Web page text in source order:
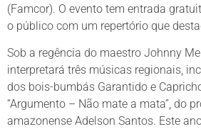
(Famcor). O evento tem entrada
o público com um repertório que
Sob a regência do maestro Johnny
interpretará três músicas regionais,
dos bois-bumbás Garantido e
“Argumento – Não mate a mata”, do
amazonense Adelson Santos. Este